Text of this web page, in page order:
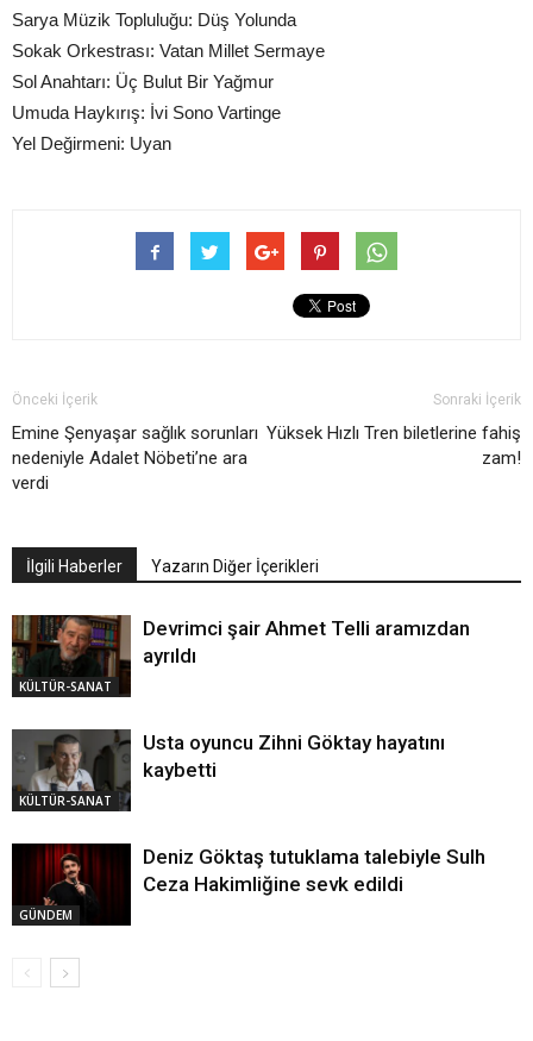
Sarya Müzik Topluluğu: Düş Yolunda
Sokak Orkestrası: Vatan Millet Sermaye
Sol Anahtarı: Üç Bulut Bir Yağmur
Umuda Haykırış: İvi Sono Vartinge
Yel Değirmeni: Uyan
Önceki İçerik
Emine Şenyaşar sağlık sorunları
nedeniyle Adalet Nöbeti’ne ara
verdi
Sonraki İçerik
Yüksek Hızlı Tren biletlerine fahiş
zam!
İlgili Haberler Yazarın Diğer İçerikleri
KÜLTÜR-SANAT
Devrimci şair Ahmet Telli aramızdan
ayrıldı
KÜLTÜR-SANAT
Usta oyuncu Zihni Göktay hayatını
kaybetti
GÜNDEM
Deniz Göktaş tutuklama talebiyle Sulh
Ceza Hakimliğine sevk edildi